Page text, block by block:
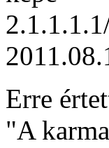
2
Erre
"A